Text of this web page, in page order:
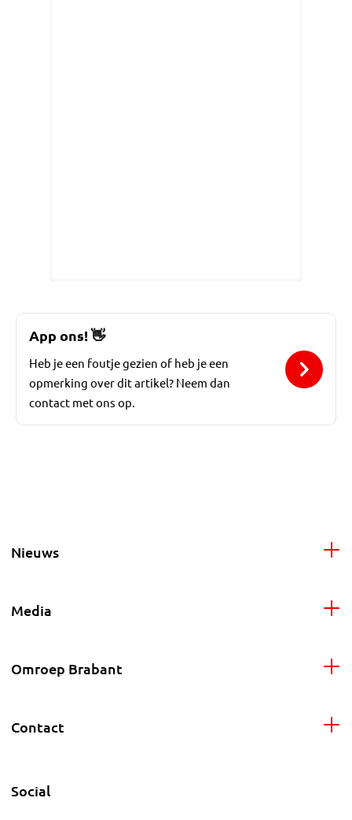
App ons!👋
Heb je een foutje gezien of heb je een
opmerking over dit artikel? Neem dan
contact met ons op.
Nieuws
Media
Omroep Brabant
Contact
Social